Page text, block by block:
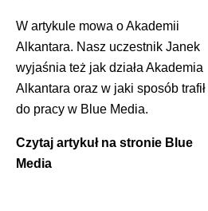
W artykule mowa o Akademii
Alkantara. Nasz uczestnik Janek
wyjaśnia też jak działa Akademia
Alkantara oraz w jaki sposób trafił
do pracy w Blue Media.
Czytaj artykuł na stronie Blue
Media